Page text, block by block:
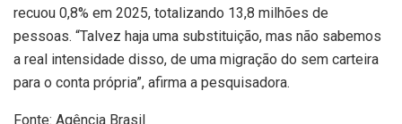
recuou 0,8% em 2025, totalizando 13,8 milhões de
pessoas. “Talvez haja uma substituição, mas não sabemos
a real intensidade disso, de uma migração do sem carteira
para o conta própria”, afirma a pesquisadora.
Fonte: Agência Brasil